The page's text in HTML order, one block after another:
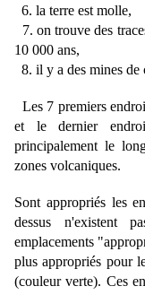
6. la terre est molle,
7. on trouve des
10 000 ans,
8. il y a des mines de
Les 7 premiers
et le dernier
principalement le
zones volcaniques.
Sont appropriés les
dessus n'existent
emplacements
plus appropriés pour
(couleur verte). Ces